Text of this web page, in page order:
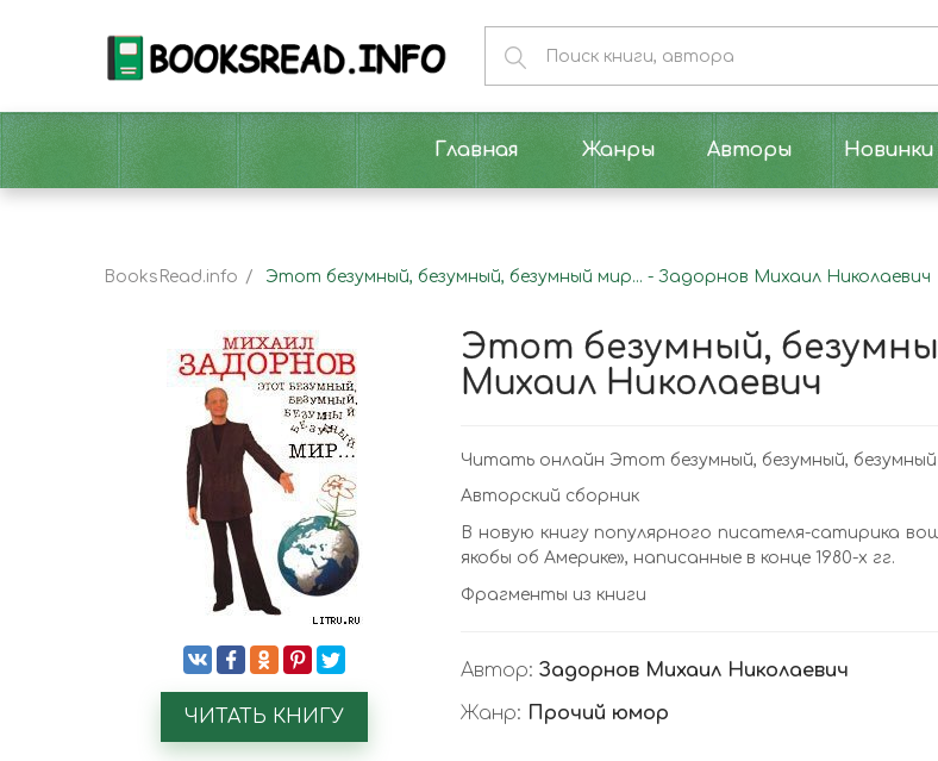
Главная Жанры Авторы Новинки
BooksRead.info Этот безумный, безумный, безумный мир... - Задорнов Михаил Николаевич
ЧИТАТЬ КНИГУ
Этот безумный,
Михаил Николаевич
Читать онлайн Этот безумный, безумный, безумный
Авторский сборник
В новую книгу популярного писателя-сатирика
якобы об Америке», написанные в конце 1980-х гг.
Фрагменты из книги
Автор: Задорнов Михаил Николаевич
Жанр: Прочий юмор